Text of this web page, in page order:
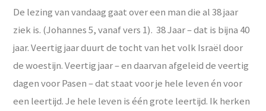
De lezing van vandaag gaat over een man die al 38 jaar
ziek is. (Johannes 5, vanaf vers 1). 38 Jaar – dat is bijna 40
jaar. Veertig jaar duurt de tocht van het volk Israël door
de woestijn. Veertig jaar – en daarvan afgeleid de veertig
dagen voor Pasen – dat staat voor je hele leven én voor
een leertijd. Je hele leven is één grote leertijd. Ik herken